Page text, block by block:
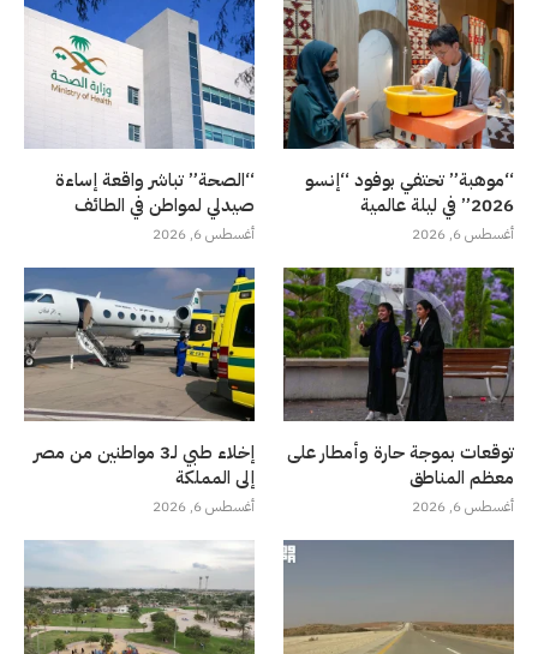
“موهبة” تحتفي بوفود “إنسو
2026” في ليلة عالمية
أغسطس 6, 2026
“الصحة” تباشر واقعة إساءة
صيدلي لمواطن في الطائف
أغسطس 6, 2026
توقعات بموجة حارة وأمطار على
معظم المناطق
أغسطس 6, 2026
إخلاء طبي لـ3 مواطنين من مصر
إلى المملكة
أغسطس 6, 2026